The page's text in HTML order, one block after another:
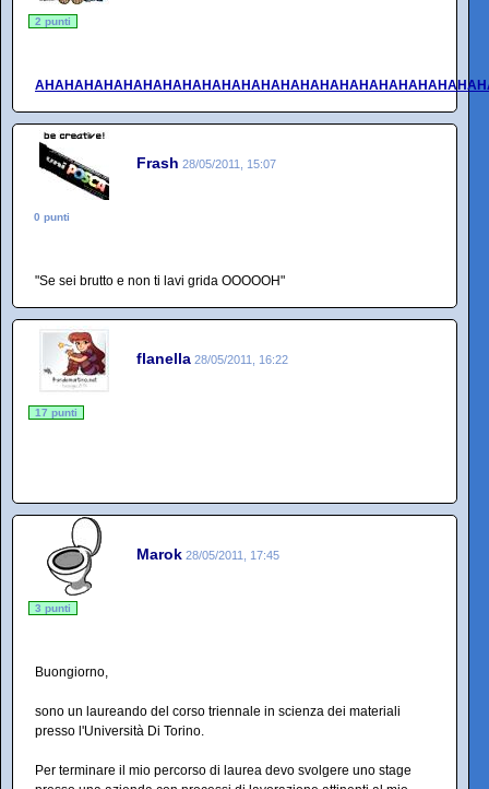
2 punti
Frash 28/05/2011, 15:07
0 punti
"Se sei brutto e non ti lavi grida OOOOOH"
flanella 28/05/2011, 16:22
17 punti
Marok 28/05/2011, 17:45
3 punti
Buongiorno,
sono un laureando del corso triennale in scienza dei materiali
presso l'Università Di Torino.
Per terminare il mio percorso di laurea devo svolgere uno stage